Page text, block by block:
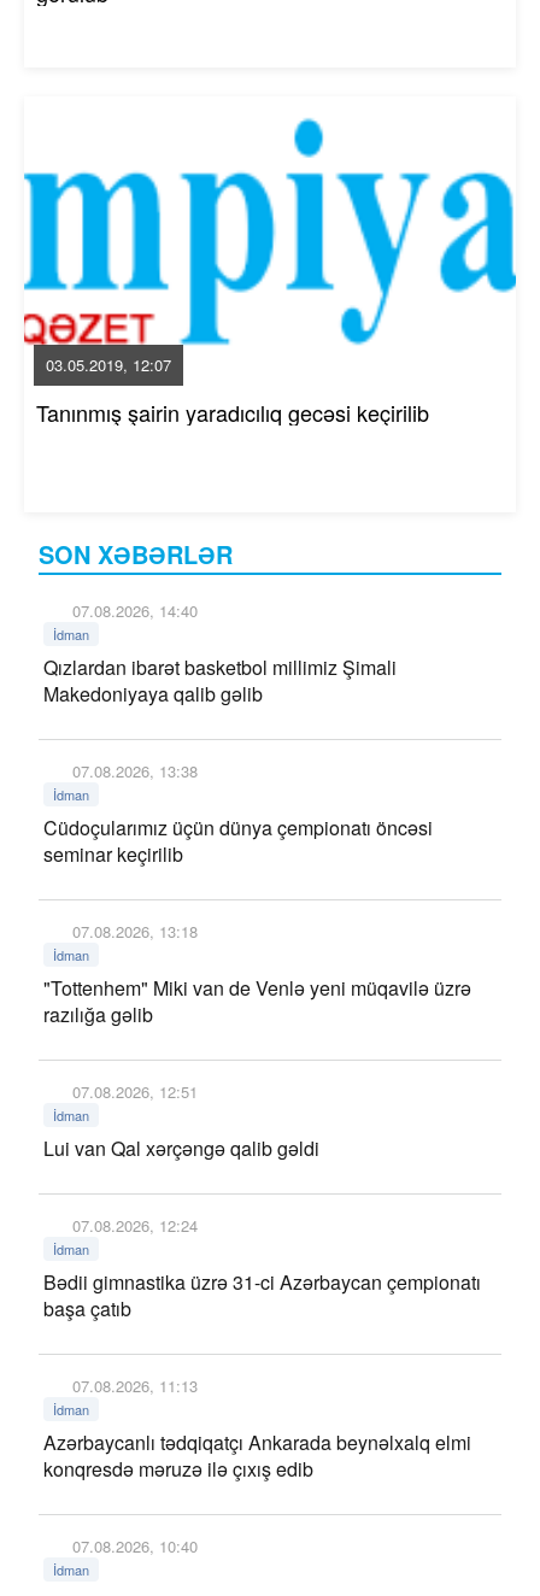
SON XƏBƏRLƏR
07.08.2026, 14:40
İdman
Qızlardan ibarət basketbol millimiz Şimali
Makedoniyaya qalib gəlib
07.08.2026, 13:38
İdman
Cüdoçularımız üçün dünya çempionatı öncəsi
seminar keçirilib
07.08.2026, 13:18
İdman
"Tottenhem" Miki van de Venlə yeni müqavilə üzrə
razılığa gəlib
07.08.2026, 12:51
İdman
Lui van Qal xərçəngə qalib gəldi
07.08.2026, 12:24
İdman
Bədii gimnastika üzrə 31-ci Azərbaycan çempionatı
başa çatıb
07.08.2026, 11:13
İdman
Azərbaycanlı tədqiqatçı Ankarada beynəlxalq elmi
konqresdə məruzə ilə çıxış edib
07.08.2026, 10:40
İdman
03.05.2019, 12:07
Tanınmış şairin yaradıcılıq gecəsi keçirilib